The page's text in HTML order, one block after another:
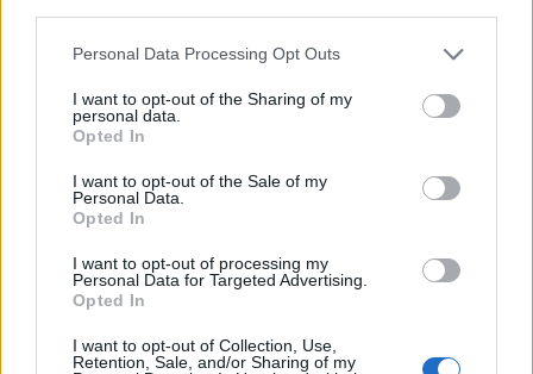
Personal Data Processing Opt Outs
I want to opt-out of the Sharing of my
personal data.
Opted In
I want to opt-out of the Sale of my
Personal Data.
Opted In
I want to opt-out of processing my
Personal Data for Targeted Advertising.
Opted In
I want to opt-out of Collection, Use,
Retention, Sale, and/or Sharing of my
mozog a tőzsdén.
A bejelentés pontot tesz egy hetek óta tartó történet végére,
amelyet Musk indított el, amikor felajánlotta, hogy
részvényenként 54,20 dollárért megvásárolja a céget, ami a
"legjobb és utolsó" ajánlata. Musk részvényeként valóban
54,2 dollárt, vagyis összesen 44 milliárd dollárt fizet a
részvényekért, vagyis elfogadta a cég az eredeti ajánlatot.
KEDVES OLVASÓNK!
A keresett cikk a portfolio.hu hírarchívumához